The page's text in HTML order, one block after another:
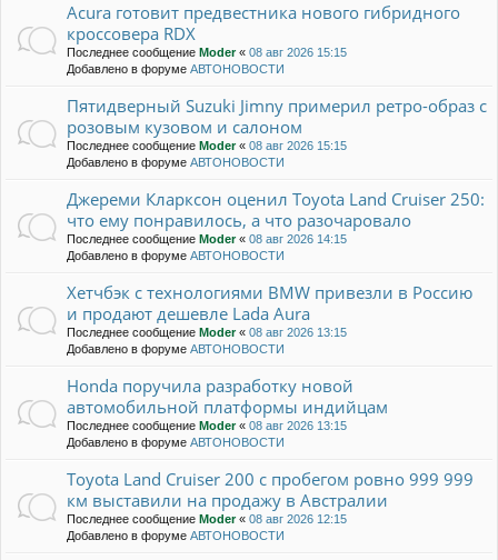
Acura готовит предвестника нового гибридного
кроссовера RDX
Последнее сообщение Moder« 08 авг 2026 15:15
Добавлено в форуме АВТОНОВОСТИ
Пятидверный Suzuki Jimny примерил ретро-образ с
розовым кузовом и салоном
Последнее сообщение Moder« 08 авг 2026 15:15
Добавлено в форуме АВТОНОВОСТИ
Джереми Кларксон оценил Toyota Land Cruiser 250:
что ему понравилось, а что разочаровало
Последнее сообщение Moder« 08 авг 2026 14:15
Добавлено в форуме АВТОНОВОСТИ
Хетчбэк с технологиями BMW привезли в Россию
и продают дешевле Lada Aura
Последнее сообщение Moder« 08 авг 2026 13:15
Добавлено в форуме АВТОНОВОСТИ
Honda поручила разработку новой
автомобильной платформы индийцам
Последнее сообщение Moder« 08 авг 2026 13:15
Добавлено в форуме АВТОНОВОСТИ
Toyota Land Cruiser 200 с пробегом ровно 999 999
км выставили на продажу в Австралии
Последнее сообщение Moder« 08 авг 2026 12:15
Добавлено в форуме АВТОНОВОСТИ